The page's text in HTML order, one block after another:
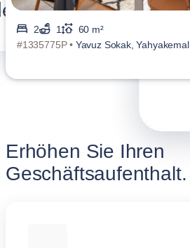
2 1
60 m²
#1335775P • Yavuz Sokak, Yahyakemal
Erhöhen Sie Ihren
Geschäftsaufenthalt.